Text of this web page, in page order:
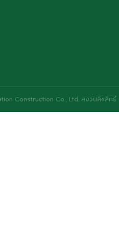
Construction Co., Ltd. สงวนลิขสิทธิ์